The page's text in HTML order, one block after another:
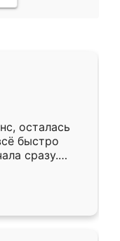
осталась
быстро
сразу.
подошёл к
Собрали
даже